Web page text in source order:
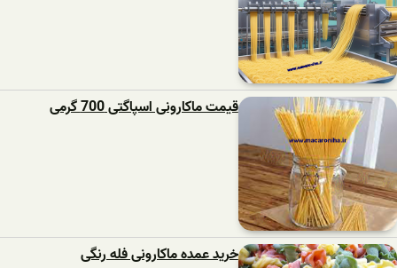
قیمت ماکارونی اسپاگتی 700 گرمی
خرید عمده ماکارونی فله رنگی